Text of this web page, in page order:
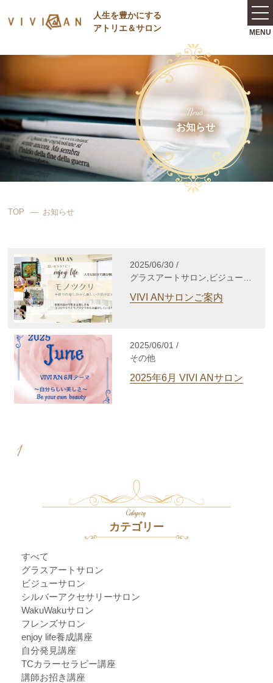
⼈⽣を豊かにする
アトリエ＆サロン
News
お知らせ
TOP お知らせ
2025/06/30 /
グラスアートサロン,ビジューサ
ロン,シルバーアクセサリーサロ
ン
VIVI ANサロンご案内
2025/06/01 /
その他
2025年6月 VIVI ANサロン
1
Category
カテゴリー
すべて
グラスアートサロン
ビジューサロン
シルバーアクセサリーサロン
WakuWakuサロン
フレンズサロン
enjoy life養成講座
自分発見講座
TCカラーセラピー講座
講師お招き講座